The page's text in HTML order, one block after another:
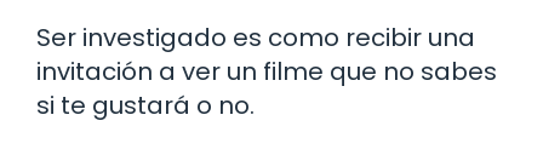
Ser investigado es como recibir una
invitación a ver un filme que no sabes
si te gustará o no.